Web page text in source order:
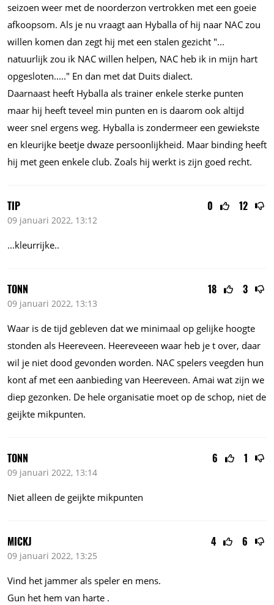
seizoen weer met de noorderzon vertrokken met een goeie
afkoopsom. Als je nu vraagt aan Hyballa of hij naar NAC zou
willen komen dan zegt hij met een stalen gezicht "...
natuurlijk zou ik NAC willen helpen, NAC heb ik in mijn hart
opgesloten....." En dan met dat Duits dialect.
Daarnaast heeft Hyballa als trainer enkele sterke punten
maar hij heeft teveel min punten en is daarom ook altijd
weer snel ergens weg. Hyballa is zondermeer een gewiekste
en kleurijke beetje dwaze persoonlijkheid. Maar binding heeft
hij met geen enkele club. Zoals hij werkt is zijn goed recht.
0 12
TIP
09 januari 2022, 13:12
...kleurrijke..
18 3
TONN
09 januari 2022, 13:13
Waar is de tijd gebleven dat we minimaal op gelijke hoogte
stonden als Heereveen. Heereveeen waar heb je t over, daar
wil je niet dood gevonden worden. NAC spelers veegden hun
kont af met een aanbieding van Heereveen. Amai wat zijn we
diep gezonken. De hele organisatie moet op de schop, niet de
geijkte mikpunten.
6 1
TONN
09 januari 2022, 13:14
Niet alleen de geijkte mikpunten
4 6
MICKJ
09 januari 2022, 13:25
Vind het jammer als speler en mens.
Gun het hem van harte .